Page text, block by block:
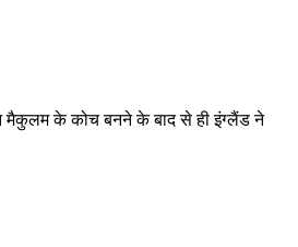
मैकुलम के कोच बनने के बाद से ही इंग्लैंड ने